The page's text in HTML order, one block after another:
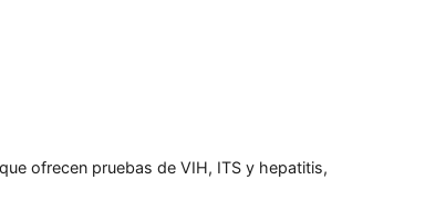
ofrecen pruebas de VIH, ITS y hepatitis,